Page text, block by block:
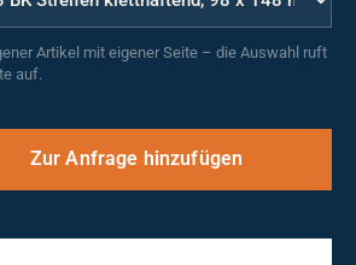
Artikel mit eigener Seite – die Auswahl ruft
auf.